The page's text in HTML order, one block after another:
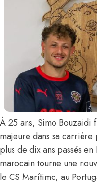
À 25 ans, Simo Bouzaidi
majeure dans sa
plus de dix ans passés
marocain tourne une
le CS Marítimo, au